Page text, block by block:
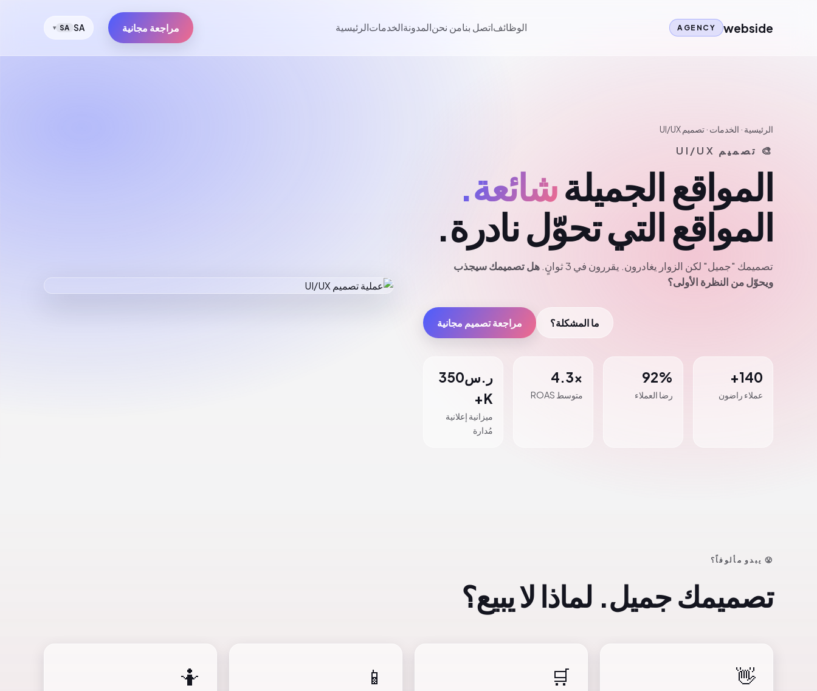
webside
AGENCY الرئيسيةالخدماتالمدونةمن نحناتصل بناالوظائف مراجعة مجانية SA
SA
الرئيسية · الخدمات · تصميم UI/UX
🎨 تصميم UI/UX
المواقع الجميلةشائعة.
المواقع التي تحوّل نادرة.
تصميمك "جميل" لكن الزوار يغادرون. يقررون في 3 ثوانٍ.
هل تصميمك سيجذب
ويحوّل من النظرة الأولى؟
مراجعة تصميم مجانية ما المشكلة؟
140+
عملاء راضون
92%
رضا العملاء
4.3x
متوسط ROAS
ر.س350
K+
ميزانية إعلانية
مُدارة
😤 يبدو مألوفاً؟
تصميمك جميل. لماذا لا يبيع؟
👋
🛒
📱
🤷